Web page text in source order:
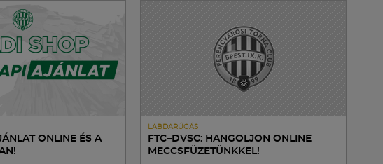
ONLINE ÉS A
LABDARÚGÁS
FTC–DVSC: HANGOLJON ONLINE
MECCSFÜZETÜNKKEL!